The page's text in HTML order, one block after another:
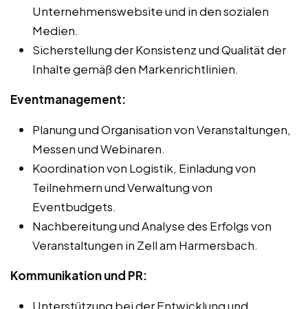
Unternehmenswebsite und in den sozialen
Medien.
Sicherstellung der Konsistenz und Qualität der
Inhalte gemäß den Markenrichtlinien.
Eventmanagement:
Planung und Organisation von Veranstaltungen,
Messen und Webinaren.
Koordination von Logistik, Einladung von
Teilnehmern und Verwaltung von
Eventbudgets.
Nachbereitung und Analyse des Erfolgs von
Veranstaltungen in Zell am Harmersbach.
Kommunikation und PR:
Unterstützung bei der Entwicklung und